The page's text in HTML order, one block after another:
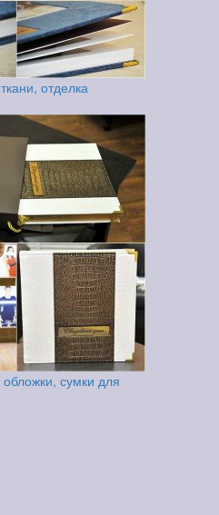
отделка
сумки для